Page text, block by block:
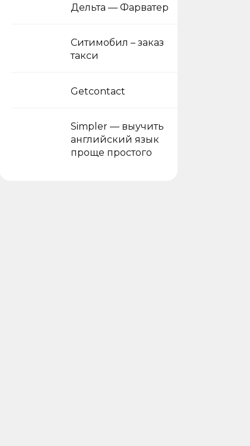
Дельта — Фарватер
Ситимобил – заказ
такси
Getcontact
Simpler — выучить
английский язык
проще простого